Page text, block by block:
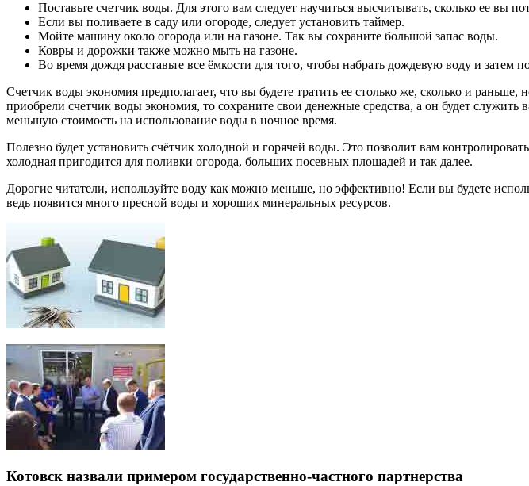
Поставьте счетчик воды. Для этого вам следует научиться высчитывать, сколько ее вы
Если вы поливаете в саду или огороде, следует установить таймер.
Мойте машину около огорода или на газоне. Так вы сохраните большой запас воды.
Ковры и дорожки также можно мыть на газоне.
Во время дождя расставьте все ёмкости для того, чтобы набрать дождевую воду и затем
Счетчик воды экономия предполагает, что вы будете тратить ее столько же, сколько и
приобрели счетчик воды экономия, то сохраните свои денежные средства, а он будет
меньшую стоимость на использование воды в ночное время.
Полезно будет установить счётчик холодной и горячей воды. Это позволит вам
холодная пригодится для поливки огорода, больших посевных площадей и так далее.
Дорогие читатели, используйте воду как можно меньше, но эффективно! Если вы будете
ведь появится много пресной воды и хороших минеральных ресурсов.
Котовск назвали примером государственно-частного партнерства